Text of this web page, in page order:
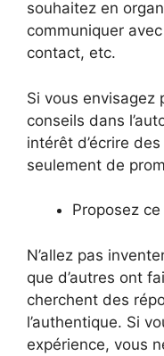
souhaitez en
communiquer
contact, etc.
Si vous envisagez
conseils dans
intérêt d’écrire
seulement de
Proposez
N’allez pas
que d’autres ont
cherchent des
l’authentique. Si
expérience, vous